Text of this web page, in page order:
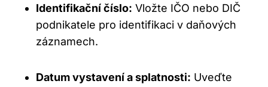
Identifikační číslo: Vložte IČO nebo DIČ
podnikatele pro identifikaci v daňových
záznamech.
Datum vystavení a splatnosti: Uveďte